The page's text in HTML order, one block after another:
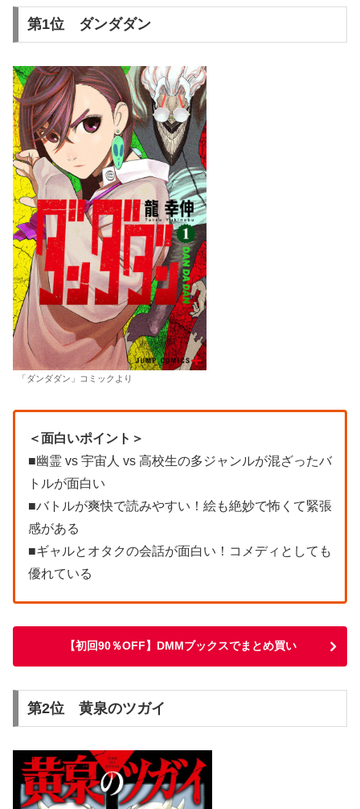
第1位 ダンダダン
「ダンダダン」コミックより
＜面白いポイント＞
■幽霊 vs 宇宙人 vs 高校生の多ジャンルが混ざったバ
トルが面白い
■バトルが爽快で読みやすい！絵も絶妙で怖くて緊張
感がある
■ギャルとオタクの会話が面白い！コメディとしても
優れている
【初回90％OFF】DMMブックスでまとめ買い
第2位 黄泉のツガイ